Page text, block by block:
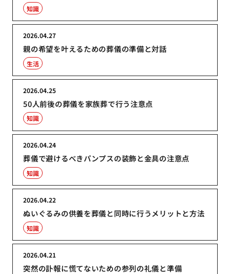
知識
親の希望を叶えるための葬儀の準備と対話
2026.04.27
生活
50人前後の葬儀を家族葬で行う注意点
2026.04.25
知識
葬儀で避けるべきパンプスの装飾と金具の注意点
2026.04.24
知識
ぬいぐるみの供養を葬儀と同時に行うメリットと方法
2026.04.22
知識
突然の訃報に慌てないための参列の礼儀と準備
2026.04.21